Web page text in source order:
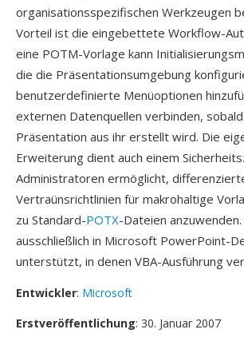
organisationsspezifischen Werkzeugen
Vorteil ist die eingebettete Workflow-
eine POTM-Vorlage kann
die die Präsentationsumgebung
benutzerdefinierte Menüoptionen
externen Datenquellen verbinden,
Präsentation aus ihr erstellt wird. Die
Erweiterung dient auch einem
Administratoren ermöglicht,
Vertraünsrichtlinien für makrohaltige
zu Standard-POTX-Dateien
ausschließlich in Microsoft PowerPoint-
unterstützt, in denen VBA-Ausführung
Entwickler: Microsoft
Erstveröffentlichung: 30. Januar 2007